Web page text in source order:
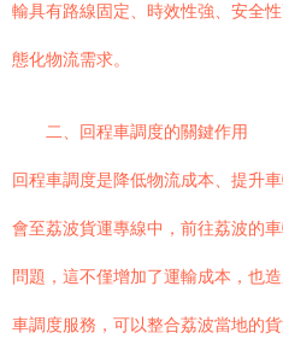
輸具有路線固定、時效性強、安全
態化物流需求。
二、回程車調度的關鍵作用
回程車調度是降低物流成本、提升
會至荔波貨運專線中，前往荔波的
問題，這不僅增加了運輸成本，也
車調度服務，可以整合荔波當地的